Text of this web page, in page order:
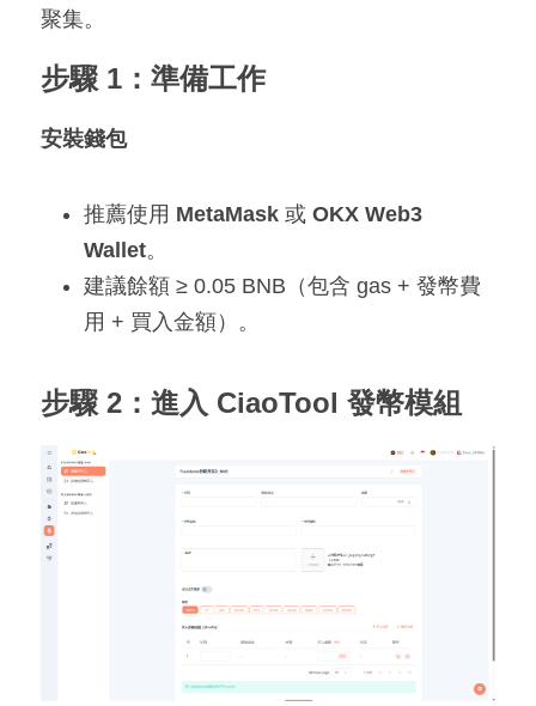
聚集。
步驟 1：準備工作
安裝錢包
推薦使用 MetaMask 或 OKX Web3
Wallet。
建議餘額 ≥ 0.05 BNB（包含 gas + 發幣費
用 + 買入金額）。
步驟 2：進入 CiaoTool 發幣模組